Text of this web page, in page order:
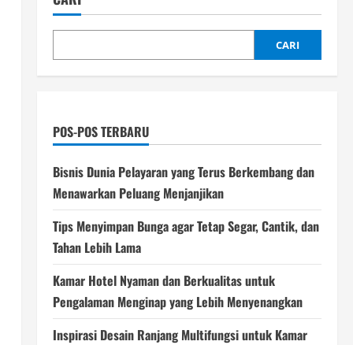
CARI
POS-POS TERBARU
Bisnis Dunia Pelayaran yang Terus Berkembang dan
Menawarkan Peluang Menjanjikan
Tips Menyimpan Bunga agar Tetap Segar, Cantik, dan
Tahan Lebih Lama
Kamar Hotel Nyaman dan Berkualitas untuk
Pengalaman Menginap yang Lebih Menyenangkan
Inspirasi Desain Ranjang Multifungsi untuk Kamar